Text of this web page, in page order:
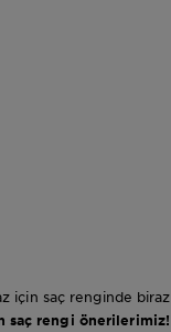
için saç renginde biraz
saç rengi önerilerimiz!